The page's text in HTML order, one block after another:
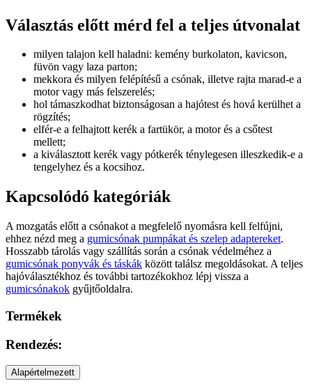
Választás előtt mérd fel a teljes útvonalat
milyen talajon kell haladni: kemény burkolaton, kavicson,
füvön vagy laza parton;
mekkora és milyen felépítésű a csónak, illetve rajta marad-e a
motor vagy más felszerelés;
hol támaszkodhat biztonságosan a hajótest és hová kerülhet a
rögzítés;
elfér-e a felhajtott kerék a fartükör, a motor és a csőtest
mellett;
a kiválasztott kerék vagy pótkerék ténylegesen illeszkedik-e a
tengelyhez és a kocsihoz.
Kapcsolódó kategóriák
A mozgatás előtt a csónakot a megfelelő nyomásra kell felfújni,
ehhez nézd meg a gumicsónak pumpákat és szelep adaptereket.
Hosszabb tárolás vagy szállítás során a csónak védelméhez a
gumicsónak ponyvák és táskák között találsz megoldásokat. A teljes
hajóválasztékhoz és további tartozékokhoz lépj vissza a
gumicsónakok gyűjtőoldalra.
Termékek
Rendezés:
Alapértelmezett